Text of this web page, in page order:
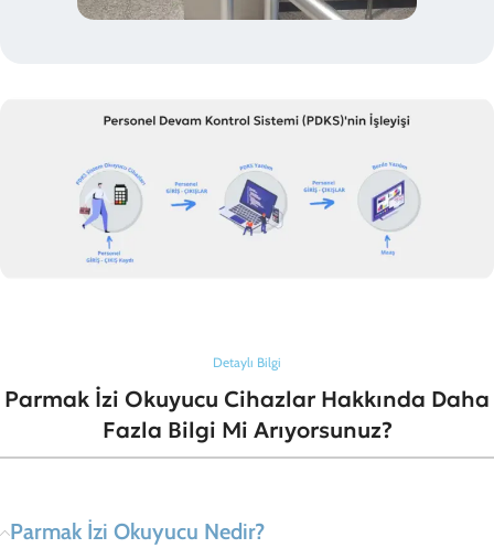
Detaylı Bilgi
Parmak İzi Okuyucu Cihazlar Hakkında Daha
Fazla Bilgi Mi Arıyorsunuz?
Parmak İzi Okuyucu Nedir?